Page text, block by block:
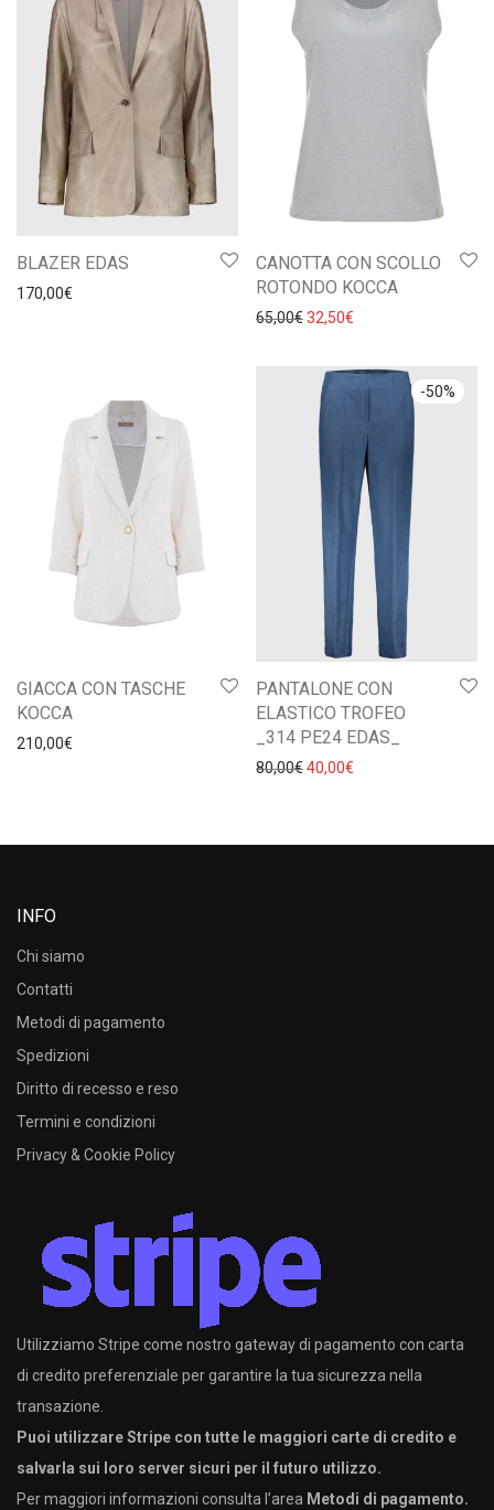
BLAZER EDAS
170,00€
CANOTTA CON SCOLLO
ROTONDO KOCCA
65,00€Il prezzo originale era:
32,50€
GIACCA CON TASCHE
KOCCA
210,00€
-50%
PANTALONE CON
ELASTICO TROFEO
_314 PE24 EDAS_
80,00€Il prezzo originale era:
40,00€
INFO
Chi siamo
Contatti
Metodi di pagamento
Spedizioni
Diritto di recesso e reso
Termini e condizioni
Privacy & Cookie Policy
Utilizziamo Stripe come nostro gateway di pagamento con carta
di credito preferenziale per garantire la tua sicurezza nella
transazione.
Puoi utilizzare Stripe con tutte le maggiori carte di credito e
salvarla sui loro server sicuri per il futuro utilizzo.
Per maggiori informazioni consulta l’area Metodi di pagamento.